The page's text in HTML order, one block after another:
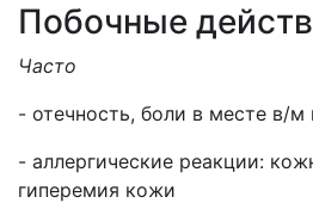
Побочные
Часто
- отечность, боли в месте в/м
- аллергические реакции:
гиперемия кожи